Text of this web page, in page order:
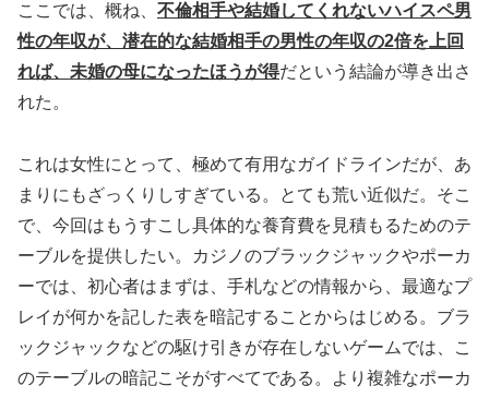
ここでは、概ね、 不倫相手や結婚してくれないハイスペ男
性の年収が、潜在的な結婚相手の男性の年収の2倍を上回
れば、未婚の母になったほうが得だという結論が導き出さ
れた。
これは女性にとって、極めて有用なガイドラインだが、あ
まりにもざっくりしすぎている。とても荒い近似だ。そこ
で、今回はもうすこし具体的な養育費を見積もるためのテ
ーブルを提供したい。カジノのブラックジャックやポーカ
ーでは、初心者はまずは、手札などの情報から、最適なプ
レイが何かを記した表を暗記することからはじめる。ブラ
ックジャックなどの駆け引きが存在しないゲームでは、こ
のテーブルの暗記こそがすべてである。より複雑なポーカ